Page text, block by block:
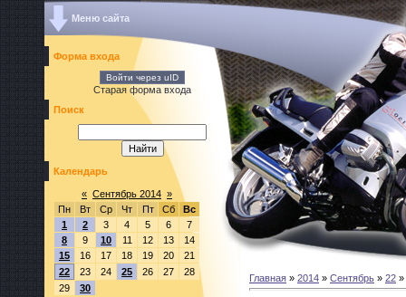
Меню сайта
Форма входа
Войти через uID
Старая форма входа
Поиск
Календарь
« Сентябрь 2014 »
Пн
Вт Ср Чт Пт Сб
Вс
1
2 3 4 5 6
7
8
9 10 11 12 13
14
15
16 17 18 19 20
21
22
23 24 25 26 27
28
29
30
Главная » 2014 » Сентябрь » 22 »